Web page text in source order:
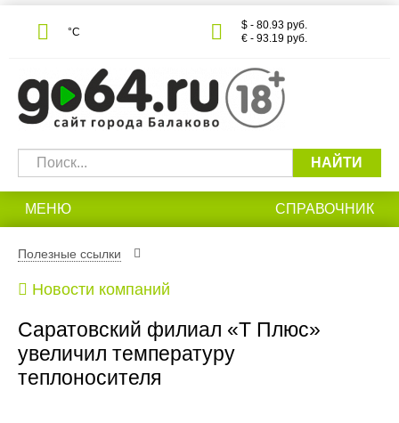
°С
$ - 80.93 руб.
€ - 93.19 руб.
НАЙТИ
МЕНЮ СПРАВОЧНИК
Полезные ссылки
Новости компаний
Саратовский филиал «Т Плюс»
увеличил температуру
теплоносителя